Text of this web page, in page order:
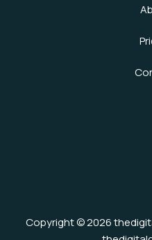
Copyright © 2026